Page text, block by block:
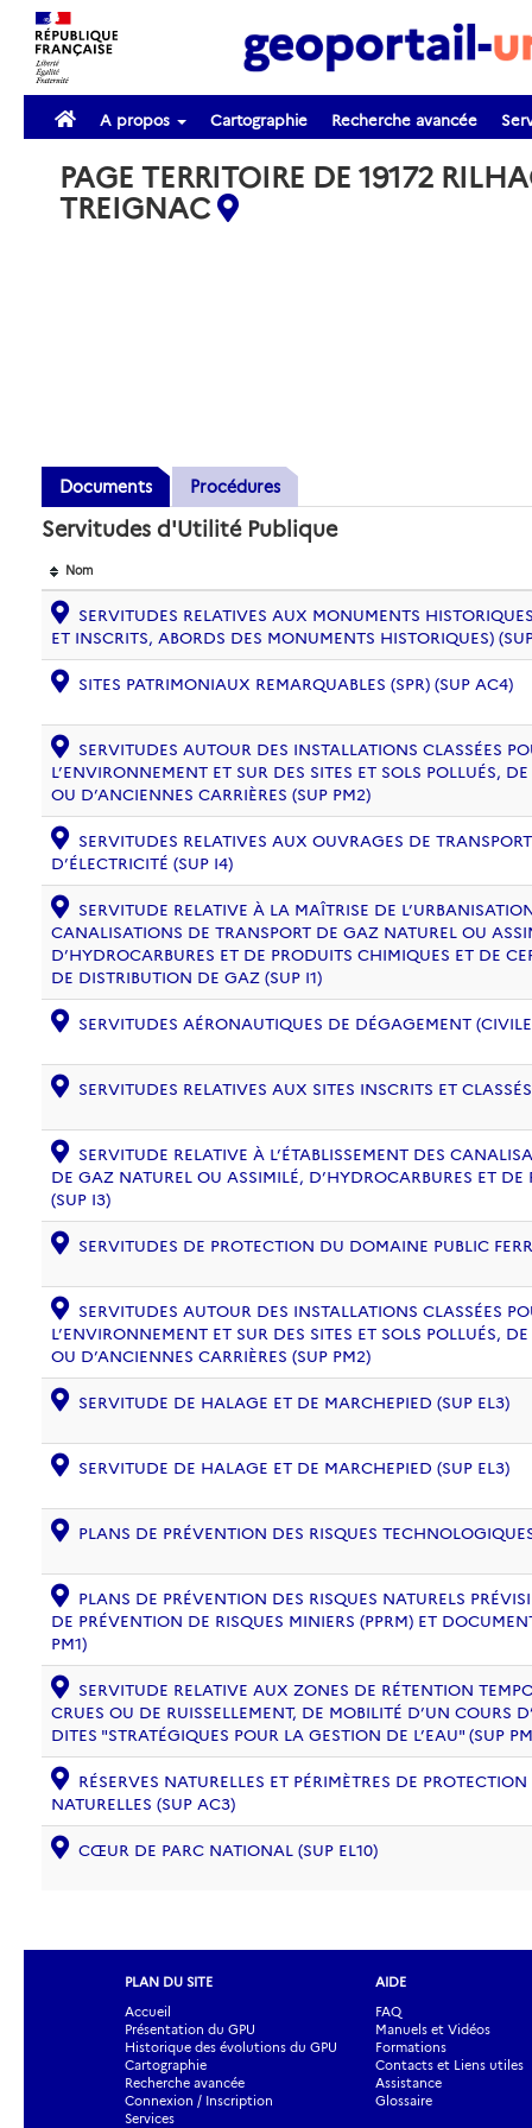
A propos Cartographie Recherche avancée
PAGE TERRITOIRE DE 19172
TREIGNAC
Documents Procédures
Servitudes d'Utilité Publique
Nom
SERVITUDES RELATIVES AUX MONUMENTS
ET INSCRITS, ABORDS DES MONUMENTS HISTORIQUES)
SITES PATRIMONIAUX REMARQUABLES (SPR) (SUP AC4)
SERVITUDES AUTOUR DES INSTALLATIONS CLASSÉES
L’ENVIRONNEMENT ET SUR DES SITES ET SOLS POLLUÉS,
OU D’ANCIENNES CARRIÈRES (SUP PM2)
SERVITUDES RELATIVES AUX OUVRAGES DE
D’ÉLECTRICITÉ (SUP I4)
SERVITUDE RELATIVE À LA MAÎTRISE DE
CANALISATIONS DE TRANSPORT DE GAZ NATUREL OU
D’HYDROCARBURES ET DE PRODUITS CHIMIQUES ET DE
DE DISTRIBUTION DE GAZ (SUP I1)
SERVITUDES AÉRONAUTIQUES DE DÉGAGEMENT
SERVITUDES RELATIVES AUX SITES INSCRITS ET
SERVITUDE RELATIVE À L’ÉTABLISSEMENT DES
DE GAZ NATUREL OU ASSIMILÉ, D’HYDROCARBURES ET
(SUP I3)
SERVITUDES DE PROTECTION DU DOMAINE PUBLIC
SERVITUDES AUTOUR DES INSTALLATIONS CLASSÉES
L’ENVIRONNEMENT ET SUR DES SITES ET SOLS POLLUÉS,
OU D’ANCIENNES CARRIÈRES (SUP PM2)
SERVITUDE DE HALAGE ET DE MARCHEPIED (SUP EL3)
SERVITUDE DE HALAGE ET DE MARCHEPIED (SUP EL3)
PLANS DE PRÉVENTION DES RISQUES
PLANS DE PRÉVENTION DES RISQUES NATURELS
DE PRÉVENTION DE RISQUES MINIERS (PPRM) ET
PM1)
SERVITUDE RELATIVE AUX ZONES DE RÉTENTION
CRUES OU DE RUISSELLEMENT, DE MOBILITÉ D’UN COURS
DITES "STRATÉGIQUES POUR LA GESTION DE L’EAU" (SUP
RÉSERVES NATURELLES ET PÉRIMÈTRES DE
NATURELLES (SUP AC3)
CŒUR DE PARC NATIONAL (SUP EL10)
PLAN DU SITE
Accueil
Présentation du GPU
Historique des évolutions du GPU
Cartographie
Recherche avancée
Connexion / Inscription
Services
AIDE
FAQ
Manuels et Vidéos
Formations
Contacts et Liens utiles
Assistance
Glossaire